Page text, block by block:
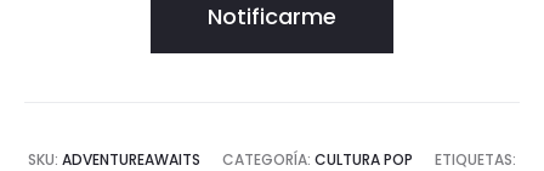
Notificarme
SKU: ADVENTUREAWAITS CATEGORÍA: CULTURA POP
ETIQUETAS: